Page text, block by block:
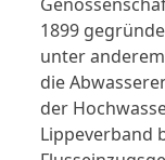
1899
unter
die
der
Lippeverband